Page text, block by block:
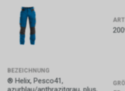
BEZEICHNUNG
® Helix, Pesco41,